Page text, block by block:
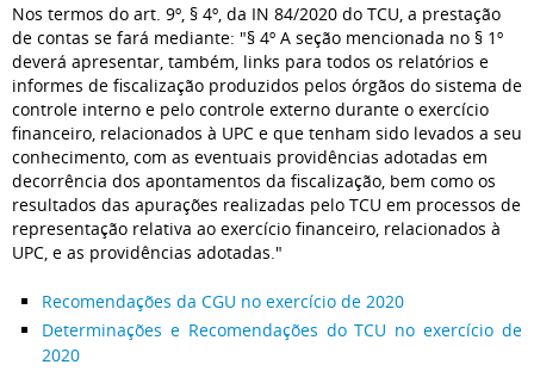
Nos termos do art. 9º, § 4º, da IN 84/2020 do TCU, a prestação
de contas se fará mediante: "§ 4º A seção mencionada no § 1º
deverá apresentar, também, links para todos os relatórios e
informes de fiscalização produzidos pelos órgãos do sistema de
controle interno e pelo controle externo durante o exercício
financeiro, relacionados à UPC e que tenham sido levados a seu
conhecimento, com as eventuais providências adotadas em
decorrência dos apontamentos da fiscalização, bem como os
resultados das apurações realizadas pelo TCU em processos de
representação relativa ao exercício financeiro, relacionados à
UPC, e as providências adotadas."
Recomendações da CGU no exercício de 2020
Determinações e Recomendações do TCU no exercício de
2020